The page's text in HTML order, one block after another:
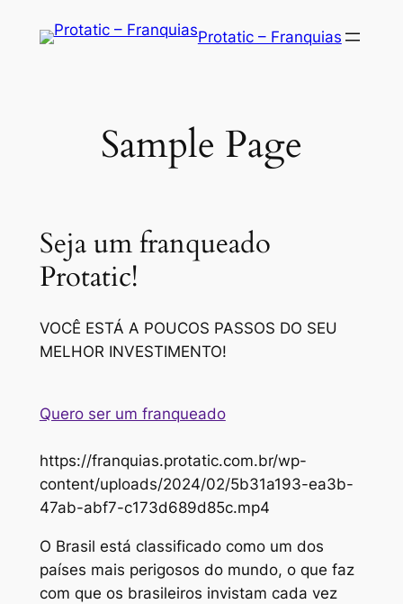
Protatic – Franquias
Sample Page
Seja um franqueado
Protatic!
VOCÊ ESTÁ A POUCOS PASSOS DO SEU
MELHOR INVESTIMENTO!
Quero ser um franqueado
https://franquias.protatic.com.br/wp-
content/uploads/2024/02/5b31a193-ea3b-
47ab-abf7-c173d689d85c.mp4
O Brasil está classificado como um dos
países mais perigosos do mundo, o que faz
com que os brasileiros invistam cada vez